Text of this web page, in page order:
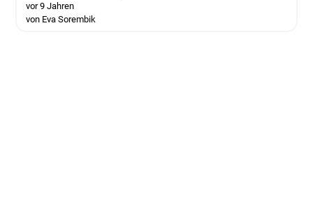
vor 9 Jahren
von Eva Sorembik